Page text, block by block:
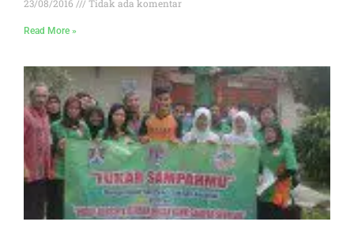
23/08/2016 Tidak ada komentar
Read More »